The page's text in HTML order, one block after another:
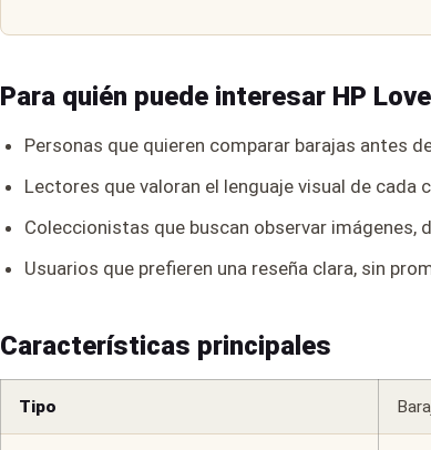
Para quién puede interesar HP
Personas que quieren comparar barajas antes
Lectores que valoran el lenguaje visual de cada
Coleccionistas que buscan observar imágenes,
Usuarios que prefieren una reseña clara, sin
Características principales
Tipo